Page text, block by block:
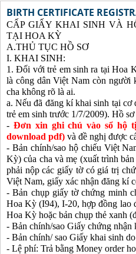
BIRTH CERTIFICATE
CẤP GIẤY KHAI SINH VÀ
TẠI HOA KỲ
A.THỦ TỤC HỒ SƠ
I. KHAI SINH:
1. Đối với trẻ em sinh ra tại Hoa
là công dân Việt Nam còn người
cha không rõ là ai.
a. Nếu đã đăng kí khai sinh tại
trẻ em sinh trước 1/7/2009). Hồ sơ
- Đơn xin ghi chú vào sổ hộ
download pdf) và đề nghị được
- Bản chính/sao hộ chiếu Việt
Kỳ) của cha và mẹ (xuất trình
phải nộp các giấy tờ có giá trị
Việt Nam, giấy xác nhận đăng kí
- Bản chụp giấy tờ chứng minh
Hoa Kỳ (I94), I-20, hợp đồng lao
Hoa Kỳ hoặc bản chụp thẻ xanh
- Bản chính/sao Giấy chứng nhận
- Bản chính/ sao Giấy khai sinh
- Lệ phí: Trả bằng Money order